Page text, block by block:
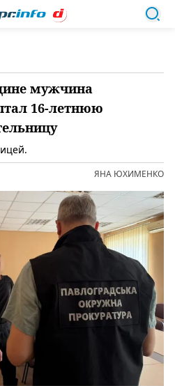
мужчина
16-летнюю
ЯНА ЮХИМЕНКО